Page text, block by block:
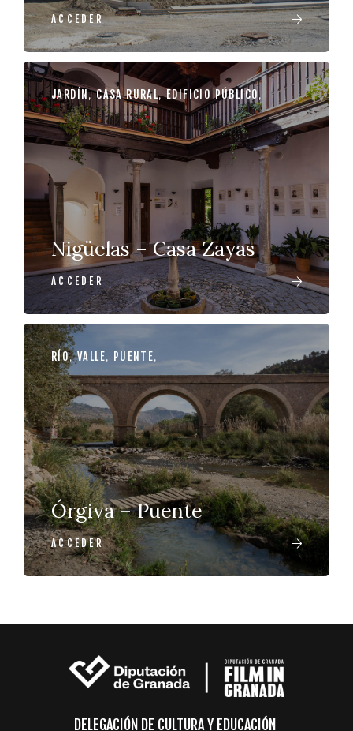
ACCEDER
JARDÍN,CASA RURAL,EDIFICIO PÚBLICO,
Nigüelas – Casa Zayas
ACCEDER
RÍO,VALLE, PUENTE,
Órgiva – Puente
ACCEDER
DELEGACIÓN DE CULTURA Y EDUCACIÓN